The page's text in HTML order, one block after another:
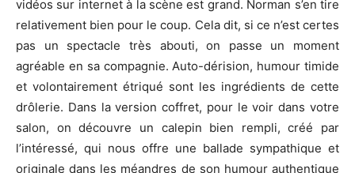
vidéos sur internet à la scène est grand. Norman s’en tire
relativement bien pour le coup. Cela dit, si ce n’est certes
pas un spectacle très abouti, on passe un moment
agréable en sa compagnie. Auto-dérision, humour timide
et volontairement étriqué sont les ingrédients de cette
drôlerie. Dans la version coffret, pour le voir dans votre
salon, on découvre un calepin bien rempli, créé par
l’intéressé, qui nous offre une ballade sympathique et
originale dans les méandres de son humour authentique